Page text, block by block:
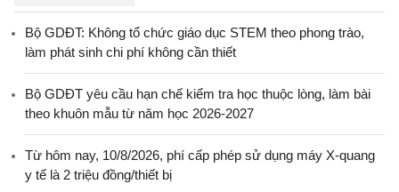
Bộ GDĐT: Không tổ chức giáo dục STEM theo phong trào,
làm phát sinh chi phí không cần thiết
Bộ GDĐT yêu cầu hạn chế kiểm tra học thuộc lòng, làm bài
theo khuôn mẫu từ năm học 2026-2027
Từ hôm nay, 10/8/2026, phí cấp phép sử dụng máy X-quang
y tế là 2 triệu đồng/thiết bị